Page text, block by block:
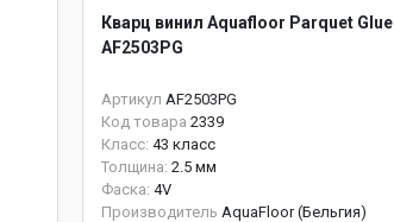
Кварц винил Aquafloor Parquet Glue
AF2503PG
Артикул AF2503PG
Код товара 2339
Класс: 43 класс
Толщина: 2.5 мм
Фаска: 4V
Производитель AquaFloor (Бельгия)